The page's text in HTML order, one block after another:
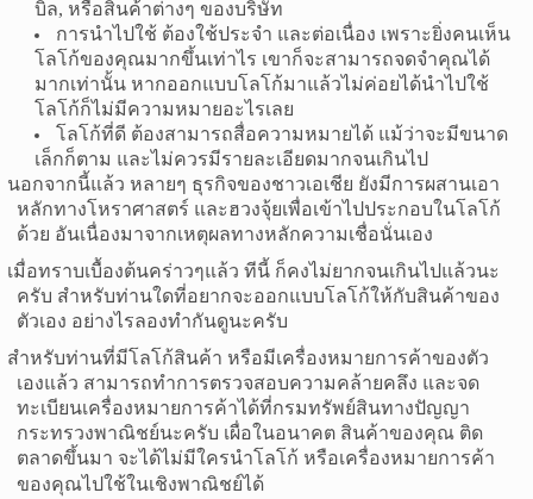
บิล, หรือสินค้าต่างๆ ของบริษัท
การนำไปใช้ ต้องใช้ประจำ และต่อเนื่อง เพราะยิ่งคนเห็น
โลโก้ของคุณมากขึ้นเท่าไร เขาก็จะสามารถจดจำคุณได้
มากเท่านั้น หากออกแบบโลโก้มาแล้วไม่ค่อยได้นำไปใช้
โลโก้ก็ไม่มีความหมายอะไรเลย
โลโก้ที่ดี ต้องสามารถสื่อความหมายได้ แม้ว่าจะมีขนาด
เล็กก็ตาม และไม่ควรมีรายละเอียดมากจนเกินไป
นอกจากนี้แล้ว หลายๆ ธุรกิจของชาวเอเชีย ยังมีการผสานเอา
หลักทางโหราศาสตร์ และฮวงจุ้ยเพื่อเข้าไปประกอบในโลโก้
ด้วย อันเนื่องมาจากเหตุผลทางหลักความเชื่อนั่นเอง
อทราบเบื้องต้นคร่าวๆแล้ว ทีนี้ ก็คงไม่ยากจนเกินไปแล้วนะ
ครับ สำหรับท่านใดที่อยากจะออกแบบโลโก้ให้กับสินค้าของ
ตัวเอง อย่างไรลองทำกันดูนะครับ
หรับท่านที่มีโลโก้สินค้า หรือมีเครื่องหมายการค้าของตัว
เองแล้ว สามารถทำการตรวจสอบความคล้ายคลึง และจด
ทะเบียนเครื่องหมายการค้าได้ที่กรมทรัพย์สินทางปัญญา
กระทรวงพาณิชย์นะครับ เผื่อในอนาคต สินค้าของคุณ ติด
ตลาดขึ้นมา จะได้ไม่มีใครนำโลโก้ หรือเครื่องหมายการค้า
ของคุณไปใช้ในเชิงพาณิชย์ได้